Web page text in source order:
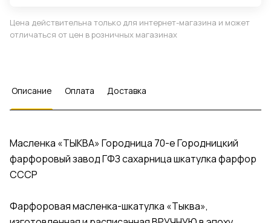
Цена действительна только для интернет-магазина и может
отличаться от цен в розничных магазинах
Описание Оплата Доставка
Масленка «ТЫКВА» Городница 70-е Городницкий
фарфоровый завод ГФЗ сахарница шкатулка фарфор
СССР
Фарфоровая масленка-шкатулка «Тыква»,